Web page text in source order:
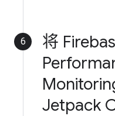
6
将
Jetpack